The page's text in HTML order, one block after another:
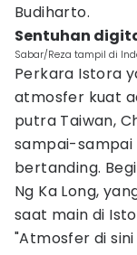
Budiharto.
Sentuhan
Sabar/Reza tampil di
Perkara Istora
atmosfer kuat
putra Taiwan,
sampai-
bertanding.
Ng Ka Long,
saat main di
"Atmosfer di